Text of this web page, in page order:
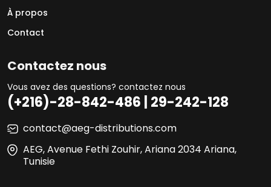
À propos
Contact
Contactez nous
Vous avez des questions? contactez nous
(+216)-28-842-486 | 29-242-128
contact@aeg-distributions.com
AEG, Avenue Fethi Zouhir, Ariana 2034 Ariana,
Tunisie